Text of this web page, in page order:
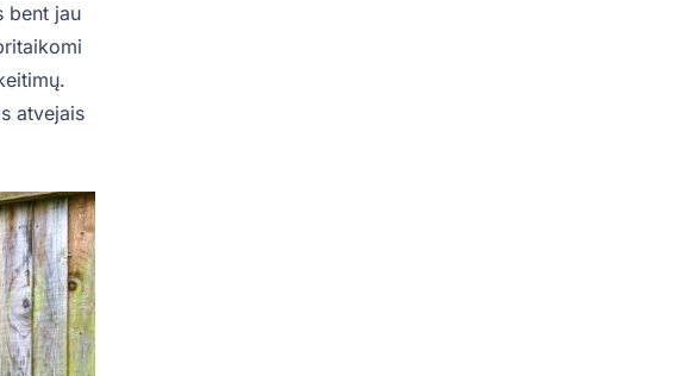
bent jau
atvejais